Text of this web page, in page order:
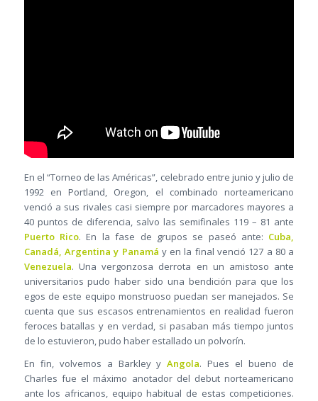
En el “Torneo de las Américas”, celebrado entre junio y julio de
1992 en Portland, Oregon, el combinado norteamericano
venció a sus rivales casi siempre por marcadores mayores a
40 puntos de diferencia, salvo las semifinales 119 – 81 ante
Puerto Rico. En la fase de grupos se paseó ante: Cuba,
Canadá, Argentina y Panamá y en la final venció 127 a 80 a
Venezuela. Una vergonzosa derrota en un amistoso ante
universitarios pudo haber sido una bendición para que los
egos de este equipo monstruoso puedan ser manejados. Se
cuenta que sus escasos entrenamientos en realidad fueron
feroces batallas y en verdad, si pasaban más tiempo juntos
de lo estuvieron, pudo haber estallado un polvorín.
En fin, volvemos a Barkley yAngola. Pues el bueno de
Charles fue el máximo anotador del debut norteamericano
ante los africanos, equipo habitual de estas competiciones.